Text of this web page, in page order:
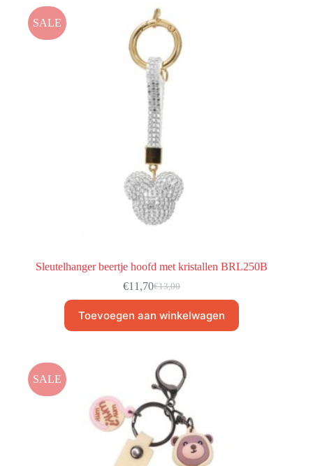
SALE
Sleutelhanger beertje hoofd met kristallen BRL250B
€13,00
€11,70
Toevoegen aan winkelwagen
SALE